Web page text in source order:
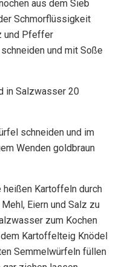
aus dem Sieb
Schmorflüssigkeit
und Pfeffer
und mit Soße
in Salzwasser 20
schneiden und im
Wenden goldbraun
Kartoffeln durch
Eiern und Salz zu
zum Kochen
Kartoffelteig Knödel
Semmelwürfeln füllen